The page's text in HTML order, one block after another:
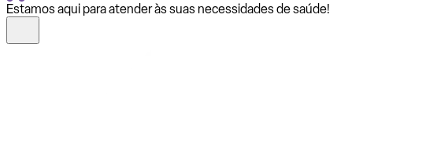
Estamos aqui para atender às suas necessidades de saúde!